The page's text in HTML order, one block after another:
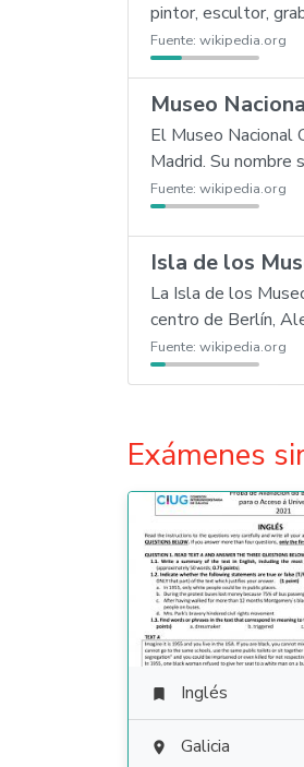
pintor, escultor,
Fuente: wikipedia.org
Museo
El Museo Nacional
Madrid. Su nombre
Fuente: wikipedia.org
Isla de los
La Isla de los
centro de Berlín,
Fuente: wikipedia.org
Exámenes
 Inglés
 Galicia